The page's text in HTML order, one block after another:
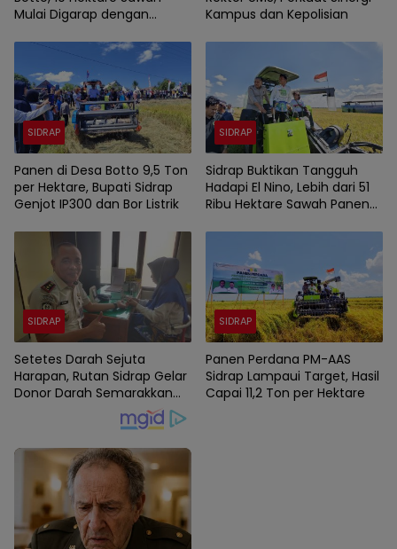
Mulai Digarap dengan
Kampus dan Kepolisian
SIDRAP
Panen di Desa Botto 9,5 Ton
per Hektare, Bupati Sidrap
Genjot IP300 dan Bor Listrik
SIDRAP
Sidrap Buktikan Tangguh
Hadapi El Nino, Lebih dari 51
Ribu Hektare Sawah Panen
SIDRAP
Setetes Darah Sejuta
Harapan, Rutan Sidrap Gelar
Donor Darah Semarakkan
HUT Ke-81 Kemerdekaan RI
SIDRAP
Panen Perdana PM-AAS
Sidrap Lampaui Target, Hasil
Capai 11,2 Ton per Hektare